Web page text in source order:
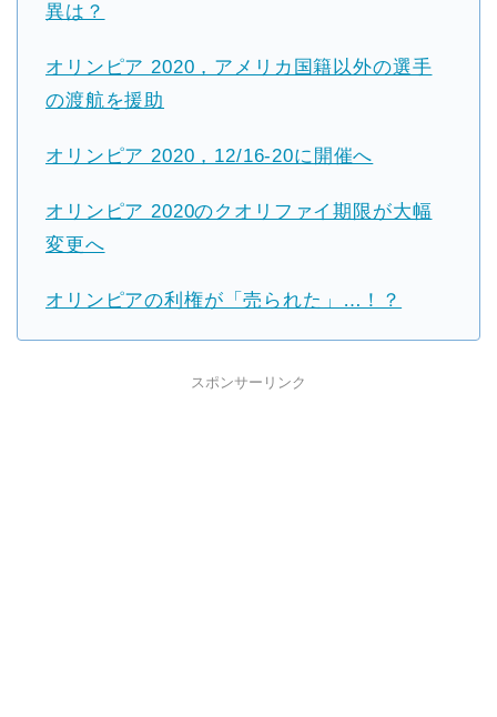
異は？
オリンピア 2020，アメリカ国籍以外の選手
の渡航を援助
オリンピア 2020，12/16-20に開催へ
オリンピア 2020のクオリファイ期限が大幅
変更へ
オリンピアの利権が「売られた」…！？
スポンサーリンク